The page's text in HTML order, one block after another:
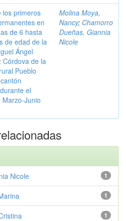
los primeros
en
de 6 hasta
de edad de la
Ángel
Córdova de la
Pueblo
el
Junio
Molina Moya,
Nancy; Chamorro
Dueñas, Giannia
Nicole
1
Nicole
1
1